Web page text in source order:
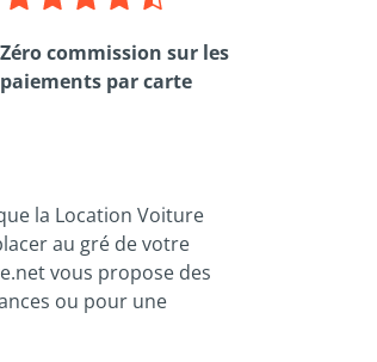
Zéro commission sur les
paiements par carte
la Location Voiture
au gré de votre
vous propose des
ou pour une